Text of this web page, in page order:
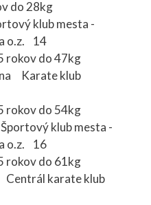
do 28kg
klub mesta -
o.z. 14
rokov do 47kg
Karate klub
rokov do 54kg
klub mesta -
o.z. 16
rokov do 61kg
karate klub